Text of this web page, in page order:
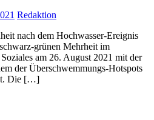
Redaktion
nach dem Hochwasser-Ereignis
grünen Mehrheit im
am 26. August 2021 mit der
der Überschwemmungs-Hotspots
Die […]